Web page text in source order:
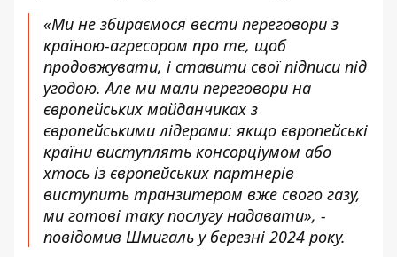
«Ми не збираємося вести переговори з
країною-агресором про те, щоб
продовжувати, і ставити свої підписи під
угодою. Але ми мали переговори на
європейських майданчиках з
європейськими лідерами: якщо європейські
країни виступлять консорціумом або
хтось із європейських партнерів
виступить транзитером вже свого газу,
ми готові таку послугу надавати», -
повідомив Шмигаль у березні 2024 року.